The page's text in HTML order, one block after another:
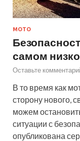
МОТО
самом
Оставьте
В то время как
сторону нового,
можем
ситуации с
опубликована